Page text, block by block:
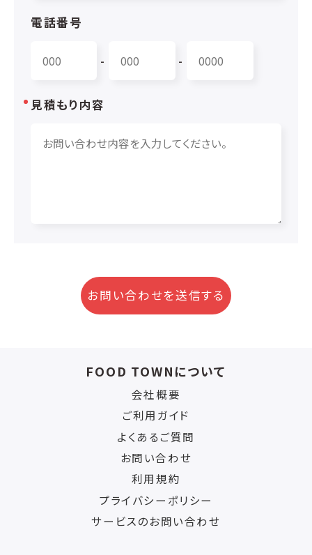
電話番号
- -
見積もり内容
お問い合わせを送信する
FOOD TOWNについて
会社概要
ご利用ガイド
よくあるご質問
お問い合わせ
利用規約
プライバシーポリシー
サービスのお問い合わせ